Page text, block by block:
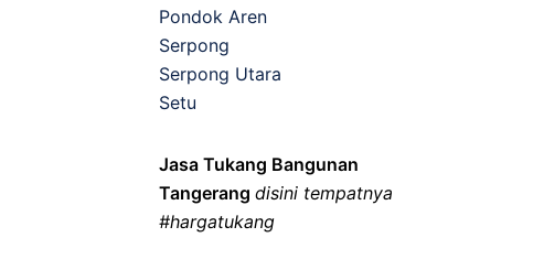
Pondok Aren
Serpong
Serpong Utara
Setu
Jasa Tukang Bangunan
Tangerang disini tempatnya
#hargatukang